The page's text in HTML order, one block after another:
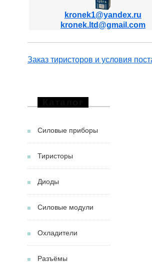
kronek1@yandex.ru
kronek.ltd@gmail.com
Заказ тиристоров и условия
Силовые приборы
Тиристоры
Диоды
Силовые модули
Охладители
Разъёмы